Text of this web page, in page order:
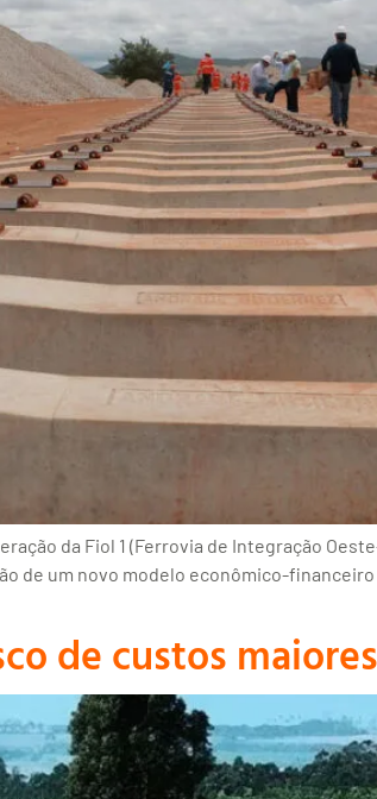
da Fiol 1 (Ferrovia de Integração
de um novo modelo econômico-
de custos